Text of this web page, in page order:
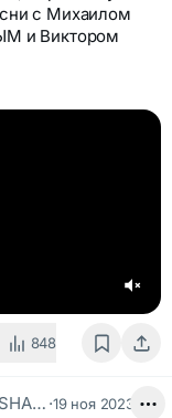
с Михаилом
и Виктором
848
@SHANSONTV ·19 ноя 2023